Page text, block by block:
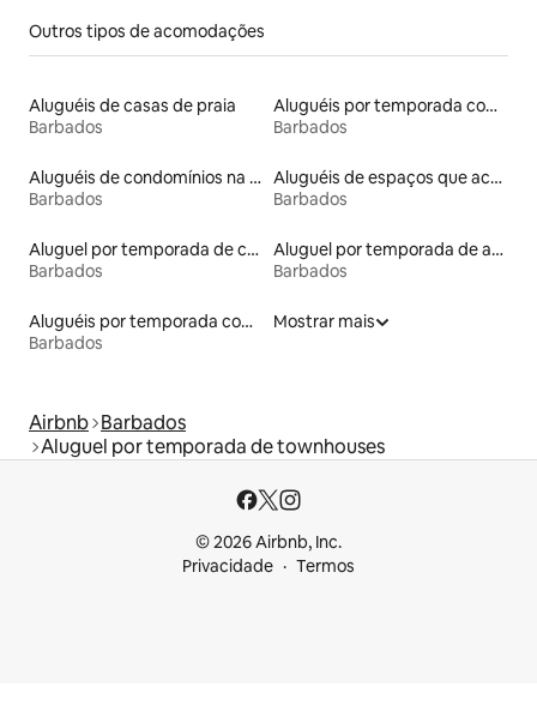
Outros tipos de acomodações
Aluguéis de casas de praia
Barbados
Aluguéis por temporada com café da manhã
Barbados
Aluguéis de condomínios na praia
Barbados
Aluguéis de espaços que aceitam animais de estimação
Barbados
Aluguel por temporada de casas de hóspedes
Barbados
Aluguel por temporada de apart-hotéis
Barbados
Aluguéis por temporada com caiaque
Barbados
Mostrar mais
Airbnb Barbados
Aluguel por temporada de townhouses
© 2026 Airbnb, Inc.
Privacidade
Termos